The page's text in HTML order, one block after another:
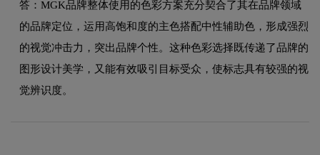
答：MGK品牌整体使用的色彩方案充分契合了其在品牌领域
的品牌定位，运用高饱和度的主色搭配中性辅助色，形成强烈
的视觉冲击力，突出品牌个性。这种色彩选择既传递了品牌的
图形设计美学，又能有效吸引目标受众，使标志具有较强的视
觉辨识度。